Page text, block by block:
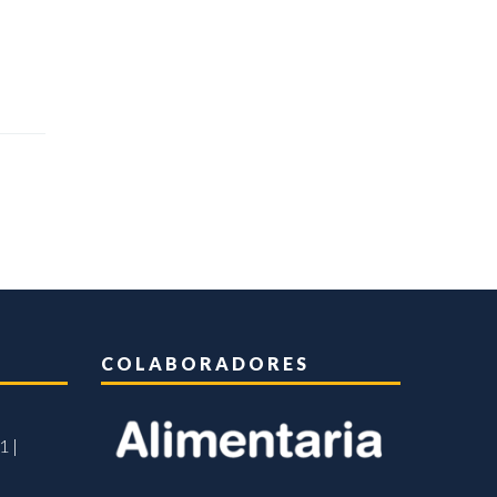
|
COLABORADORES